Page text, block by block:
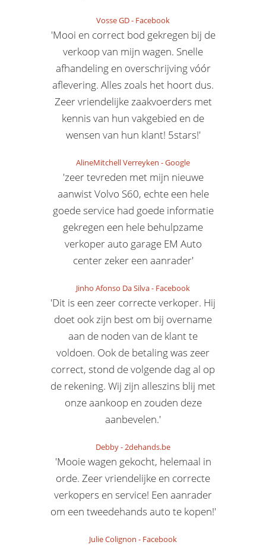
Vosse GD- Facebook
'Mooi en correct bod gekregen bij de
verkoop van mijn wagen. Snelle
afhandeling en overschrijving vóór
aflevering. Alles zoals het hoort dus.
Zeer vriendelijke zaakvoerders met
kennis van hun vakgebied en de
wensen van hun klant! 5stars!'
AlineMitchell Verreyken -Google
'zeer tevreden met mijn nieuwe
aanwist Volvo S60, echte een hele
goede service had goede informatie
gekregen een hele behulpzame
verkoper auto garage EM Auto
center zeker een aanrader'
Jinho Afonso Da Silva- Facebook
'Dit is een zeer correcte verkoper. Hij
doet ook zijn best om bij overname
aan de noden van de klant te
voldoen. Ook de betaling was zeer
correct, stond de volgende dag al op
de rekening. Wij zijn alleszins blij met
onze aankoop en zouden deze
aanbevelen.'
Debby-2dehands.be
'Mooie wagen gekocht, helemaal in
orde. Zeer vriendelijke en correcte
verkopers en service! Een aanrader
om een tweedehands auto te kopen!'
Julie Colignon - Facebook